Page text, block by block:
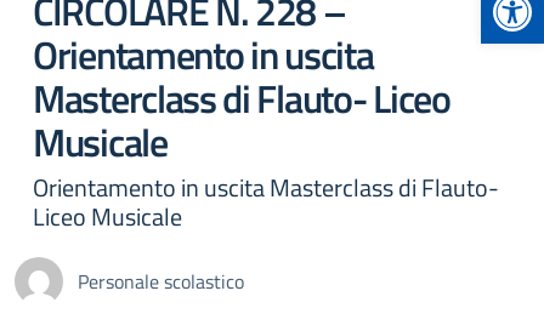
Orientamento in uscita
Masterclass di Flauto- Liceo
Musicale
Orientamento in uscita Masterclass di Flauto-
Liceo Musicale
Personale scolastico